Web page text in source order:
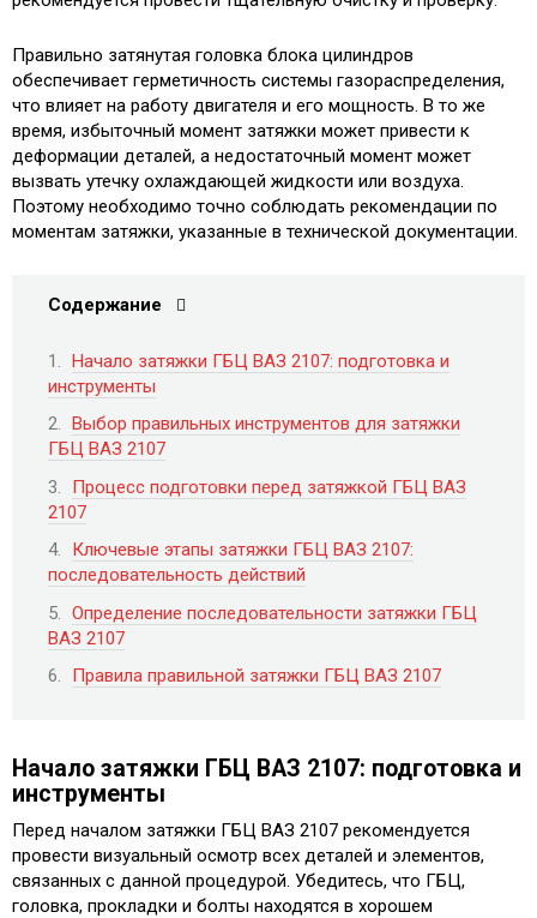
Правильно затянутая головка блока цилиндров
обеспечивает герметичность системы газораспределения,
что влияет на работу двигателя и его мощность. В то же
время, избыточный момент затяжки может привести к
деформации деталей, а недостаточный момент может
вызвать утечку охлаждающей жидкости или воздуха.
Поэтому необходимо точно соблюдать рекомендации по
моментам затяжки, указанные в технической документации.
Содержание
Начало затяжки ГБЦ ВАЗ 2107: подготовка и
инструменты
Выбор правильных инструментов для затяжки
ГБЦ ВАЗ 2107
Процесс подготовки перед затяжкой ГБЦ ВАЗ
2107
Ключевые этапы затяжки ГБЦ ВАЗ 2107:
последовательность действий
Определение последовательности затяжки ГБЦ
ВАЗ 2107
Правила правильной затяжки ГБЦ ВАЗ 2107
Начало затяжки ГБЦ ВАЗ 2107: подготовка и
инструменты
Перед началом затяжки ГБЦ ВАЗ 2107 рекомендуется
провести визуальный осмотр всех деталей и элементов,
связанных с данной процедурой. Убедитесь, что ГБЦ,
головка, прокладки и болты находятся в хорошем